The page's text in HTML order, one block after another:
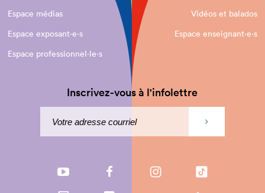
Espace médias
Vidéos et balados
Espace exposant·e⋅s
Espace enseignant·e⋅s
Espace professionnel·le⋅s
Inscrivez-vous à l'infolettre